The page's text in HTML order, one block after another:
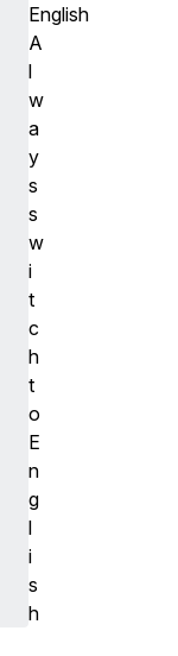
English
A
l
w
a
y
s
s
w
i
t
c
h
t
o
E
n
g
l
i
s
h